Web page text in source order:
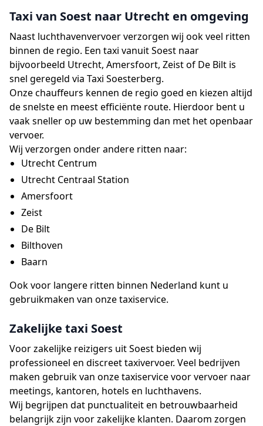
Taxi van Soest naar Utrecht en omgeving
Naast luchthavenvervoer verzorgen wij ook veel ritten
binnen de regio. Een taxi vanuit Soest naar
bijvoorbeeld Utrecht, Amersfoort, Zeist of De Bilt is
snel geregeld via Taxi Soesterberg.
Onze chauffeurs kennen de regio goed en kiezen altijd
de snelste en meest efficiënte route. Hierdoor bent u
vaak sneller op uw bestemming dan met het openbaar
vervoer.
Wij verzorgen onder andere ritten naar:
Utrecht Centrum
Utrecht Centraal Station
Amersfoort
Zeist
De Bilt
Bilthoven
Baarn
Ook voor langere ritten binnen Nederland kunt u
gebruikmaken van onze taxiservice.
Zakelijke taxi Soest
Voor zakelijke reizigers uit Soest bieden wij
professioneel en discreet taxivervoer. Veel bedrijven
maken gebruik van onze taxiservice voor vervoer naar
meetings, kantoren, hotels en luchthavens.
Wij begrijpen dat punctualiteit en betrouwbaarheid
belangrijk zijn voor zakelijke klanten. Daarom zorgen